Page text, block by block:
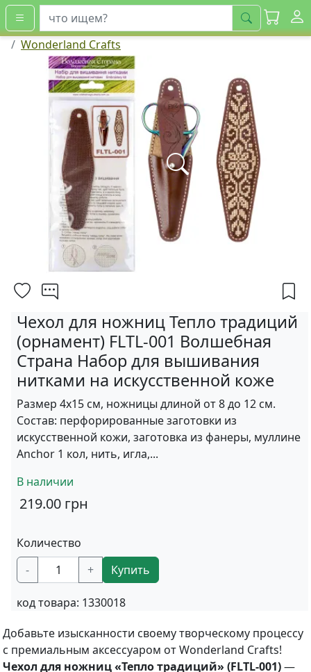
искать
Wonderland Crafts
Чехол для ножниц Тепло традиций
(орнамент) FLTL-001 Волшебная
Страна Набор для вышивания
нитками на искусственной коже
Размер 4х15 см, ножницы длиной от 8 до 12 см.
Состав: перфорированные заготовки из
искусственной кожи, заготовка из фанеры, муллине
Anchor 1 кол, нить, игла,...
В наличии
219.00 грн
Количество
-
+ Купить
код товара: 1330018
Добавьте изысканности своему творческому процессу
с премиальным аксессуаром от Wonderland Crafts!
Чехол для ножниц «Тепло традиций» (FLTL-001)—